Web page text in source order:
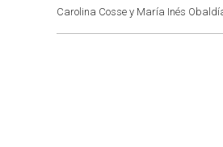
Carolina Cosse y María Inés